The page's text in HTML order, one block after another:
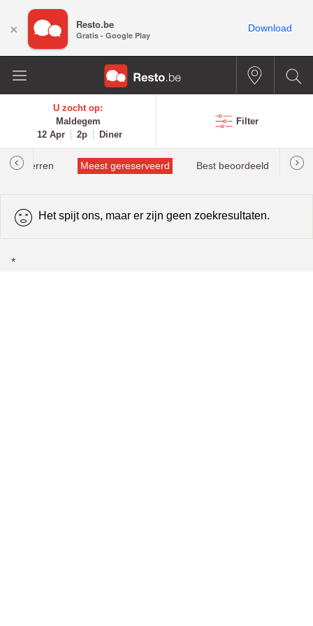
U zocht op:
Maldegem
12 Apr
2p Diner
Filter
Meest gereserveerd Best beoordeeld
Het spijt ons, maar er zijn geen zoekresultaten.
*
× Resto.be
Gratis - Google Play
Download